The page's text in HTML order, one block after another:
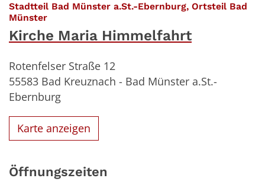
Stadtteil Bad Münster a.St.-Ebernburg, Ortsteil Bad
Münster:
Kirche Maria Himmelfahrt
Rotenfelser Straße 12
55583 Bad Kreuznach - Bad Münster a.St.-
Ebernburg
Karte anzeigen
Öffnungszeiten